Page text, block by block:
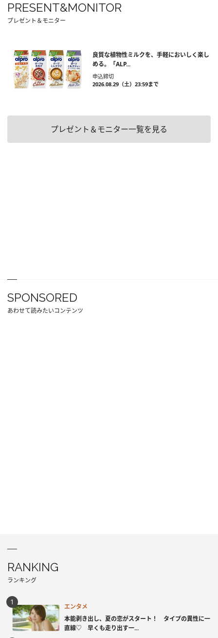
PRESENT&MONITOR
プレゼント＆モニター
良質な植物性ミルクを、手軽においしく楽し
める。「ALP...
申込締切
2026.08.29（土）23:59まで
プレゼント＆モニター一覧を見る
SPONSORED
あわせて読みたいコンテンツ
RANKING
ランキング
エンタメ
本能剥き出し、夏の恋がスタート！ タイプの異性に一
直線♡ 早くも走り出す一...